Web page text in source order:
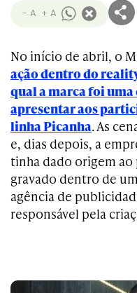
- A + A
No início de abril, o
ação dentro do
qual a marca foi
apresentar aos
linha Picanha. As
e, dias depois, a
tinha dado origem
gravado dentro de
agência de
responsável pela